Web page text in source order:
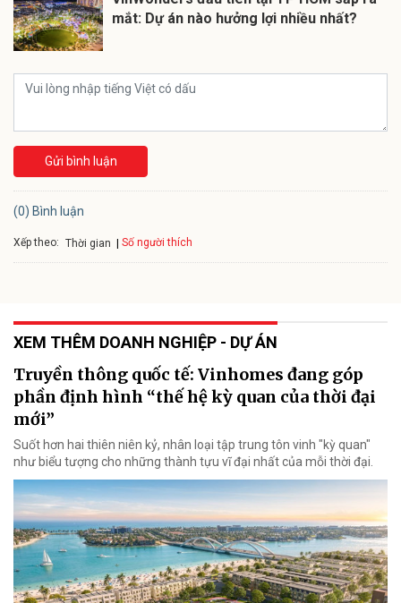
mắt: Dự án nào hưởng lợi nhiều nhất?
Gửi bình luận
(0) Bình luận
Xếp theo: Thời gian Số người thích
XEM THÊM DOANH NGHIỆP - DỰ ÁN
Truyền thông quốc tế: Vinhomes đang góp
phần định hình “thế hệ kỳ quan của thời đại
mới”
Suốt hơn hai thiên niên kỷ, nhân loại tập trung tôn vinh "kỳ quan"
như biểu tượng cho những thành tựu vĩ đại nhất của mỗi thời đại.